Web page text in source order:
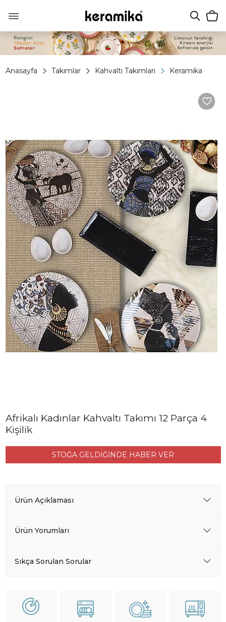
Anasayfa Takımlar Kahvaltı Takımları Keramika
Afrikalı Kadınlar Kahvaltı Takımı 12 Parça 4
Kişilik
STOĞA GELDİĞİNDE HABER VER
Ürün Açıklaması
Ürün Yorumları
Sıkça Sorulan Sorular